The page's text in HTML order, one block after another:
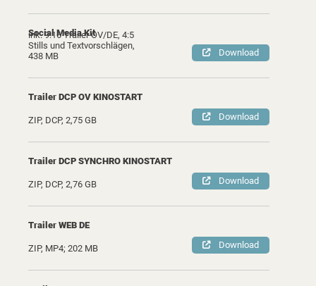
Social Media Kit
ink. 9:16 Trailer OV/DE, 4:5
Stills und Textvorschlägen,
438 MB
Download
Trailer DCP OV KINOSTART
ZIP, DCP, 2,75 GB Download
Trailer DCP SYNCHRO KINOSTART
ZIP, DCP, 2,76 GB Download
Trailer WEB DE
ZIP, MP4; 202 MB Download